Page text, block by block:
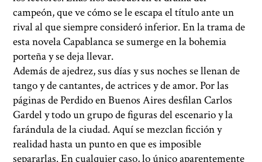
campeón, que ve cómo se le escapa el título ante un
rival al que siempre consideró inferior. En la trama de
esta novela Capablanca se sumerge en la bohemia
porteña y se deja llevar.
Además de ajedrez, sus días y sus noches se llenan de
tango y de cantantes, de actrices y de amor. Por las
páginas de Perdido en Buenos Aires desfilan Carlos
Gardel y todo un grupo de figuras del escenario y la
farándula de la ciudad. Aquí se mezclan ficción y
realidad hasta un punto en que es imposible
separarlas. En cualquier caso, lo único aparentemente